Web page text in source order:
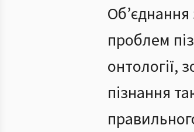
проблем
онтології,
пізнання